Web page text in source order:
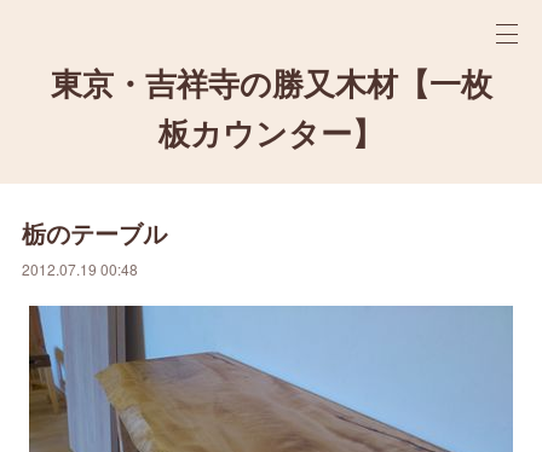
東京・吉祥寺の勝又木材【一枚
板カウンター】
栃のテーブル
2012.07.19 00:48